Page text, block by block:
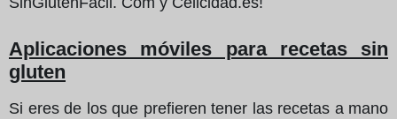
Aplicaciones móviles para recetas sin
gluten
Si eres de los que prefieren tener las recetas a mano